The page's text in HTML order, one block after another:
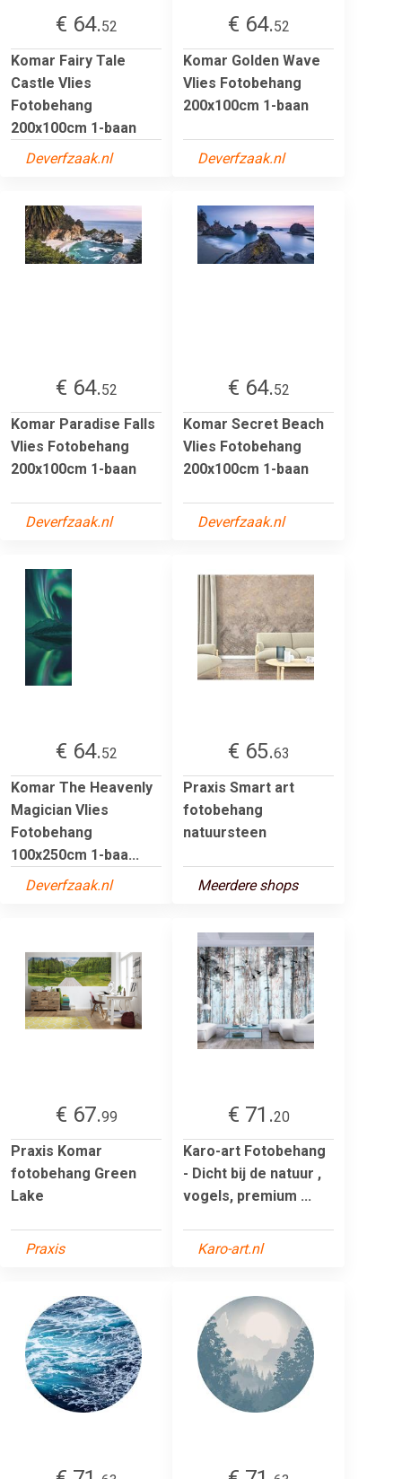
€ 64.52
Komar Fairy Tale
Castle Vlies
Fotobehang
200x100cm 1-baan
Deverfzaak.nl
€ 64.52
Komar Golden Wave
Vlies Fotobehang
200x100cm 1-baan
Deverfzaak.nl
€ 64.52
Komar Paradise Falls
Vlies Fotobehang
200x100cm 1-baan
Deverfzaak.nl
€ 64.52
Komar Secret Beach
Vlies Fotobehang
200x100cm 1-baan
Deverfzaak.nl
€ 64.52
Komar The Heavenly
Magician Vlies
Fotobehang
100x250cm 1-baa...
Deverfzaak.nl
€ 65.63
Praxis Smart art
fotobehang
natuursteen
Meerdere shops
€ 67.99
Praxis Komar
fotobehang Green
Lake
Praxis
€ 71.20
Karo-art Fotobehang
- Dicht bij de natuur ,
vogels, premium ...
Karo-art.nl